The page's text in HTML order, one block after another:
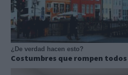
¿De verdad hacen esto?
Costumbres que rompen